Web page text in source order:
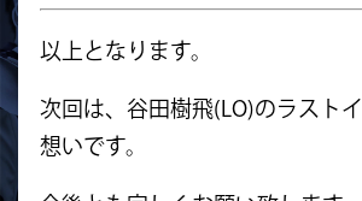
以上となります。
次回は、谷田樹飛(LO)のラスト
想いです。